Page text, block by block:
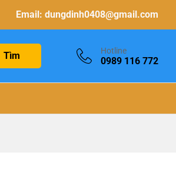
Email: dungdinh0408@gmail.com
Tìm Hotline
0989 116 772